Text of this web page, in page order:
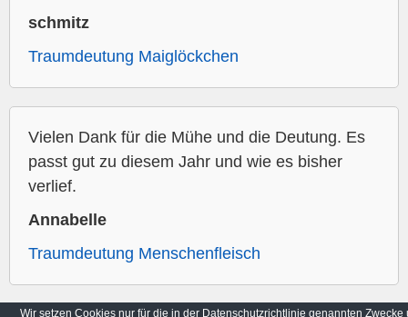
schmitz
Traumdeutung Maiglöckchen
Vielen Dank für die Mühe und die Deutung. Es
passt gut zu diesem Jahr und wie es bisher
verlief.
Annabelle
Traumdeutung Menschenfleisch
Wir setzen Cookies nur für die in der Datenschutzrichtlinie genannten Zwecke